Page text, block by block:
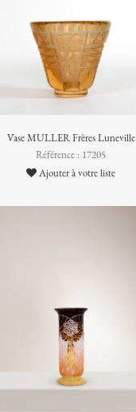
Vase MULLER Frères Luneville
Référence : 17205
Ajouter à votre liste